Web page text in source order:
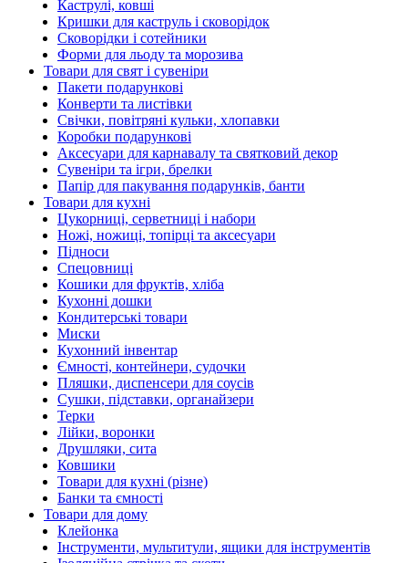
Каструлі, ковші
Кришки для каструль і сковорідок
Сковорідки і сотейники
Форми для льоду та морозива
Товари для свят і сувеніри
Пакети подарункові
Конверти та листівки
Свічки, повітряні кульки, хлопавки
Коробки подарункові
Аксесуари для карнавалу та святковий декор
Сувеніри та ігри, брелки
Папір для пакування подарунків, банти
Товари для кухні
Цукорниці, серветниці і набори
Ножі, ножиці, топірці та аксесуари
Підноси
Спецовниці
Кошики для фруктів, хліба
Кухонні дошки
Кондитерські товари
Миски
Кухонний інвентар
Ємності, контейнери, судочки
Пляшки, диспенсери для соусів
Сушки, підставки, органайзери
Терки
Лійки, воронки
Друшляки, сита
Ковшики
Товари для кухні (різне)
Банки та ємності
Товари для дому
Клейонка
Інструменти, мультитули, ящики для інструментів